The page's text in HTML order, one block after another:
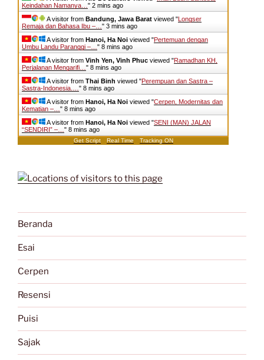
Keindahan Namanya… " 2 mins ago
A visitor from Bandung, Jawa Barat viewed "Longser
Remaja dan Bahasa Ibu –… " 3 mins ago
A visitor from Hanoi, Ha Noi viewed "Pertemuan dengan
Umbu Landu Paranggi –… " 8 mins ago
A visitor from Vinh Yen, Vinh Phuc viewed "Ramadhan KH,
Perjalanan Mengarifi… " 8 mins ago
A visitor from Thai Binh viewed "Perempuan dan Sastra –
Sastra-Indonesia.… " 8 mins ago
A visitor from Hanoi, Ha Noi viewed "Cerpen, Modernitas dan
Kematian –… " 8 mins ago
A visitor from Hanoi, Ha Noi viewed "SENI (MAN) JALAN
“SENDIRI” –… " 8 mins ago
Get Script Real Time Tracking ON
Beranda
Esai
Cerpen
Resensi
Puisi
Sajak